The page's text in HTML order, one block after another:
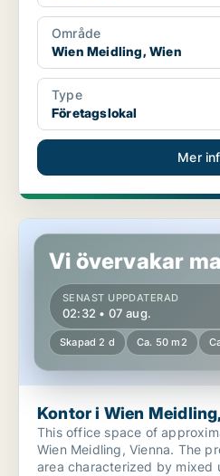
Område
Wien Meidling, Wien
Type
Företagslokal
Mer
Kontor i Wien Meidling, Wien
Vi övervakar
SENAST UPPDATERAD
02:32 • 07 aug.
Skapad 2 d Ca. 50 m2
Kontor i Wien
This office space of
Wien Meidling, Vienna. The
area characterized by mixed